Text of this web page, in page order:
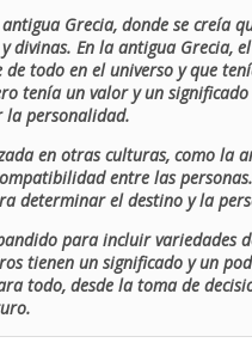
Grecia, donde se creía
divinas. En la antigua Grecia,
todo en el universo y que
tenía un valor y un
la personalidad.
en otras culturas, como la
entre las
determinar el destino y la
para incluir variedades
tienen un significado y un
todo, desde la toma de